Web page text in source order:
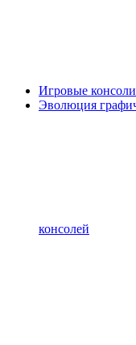
Игровые
Эволюция
консолей